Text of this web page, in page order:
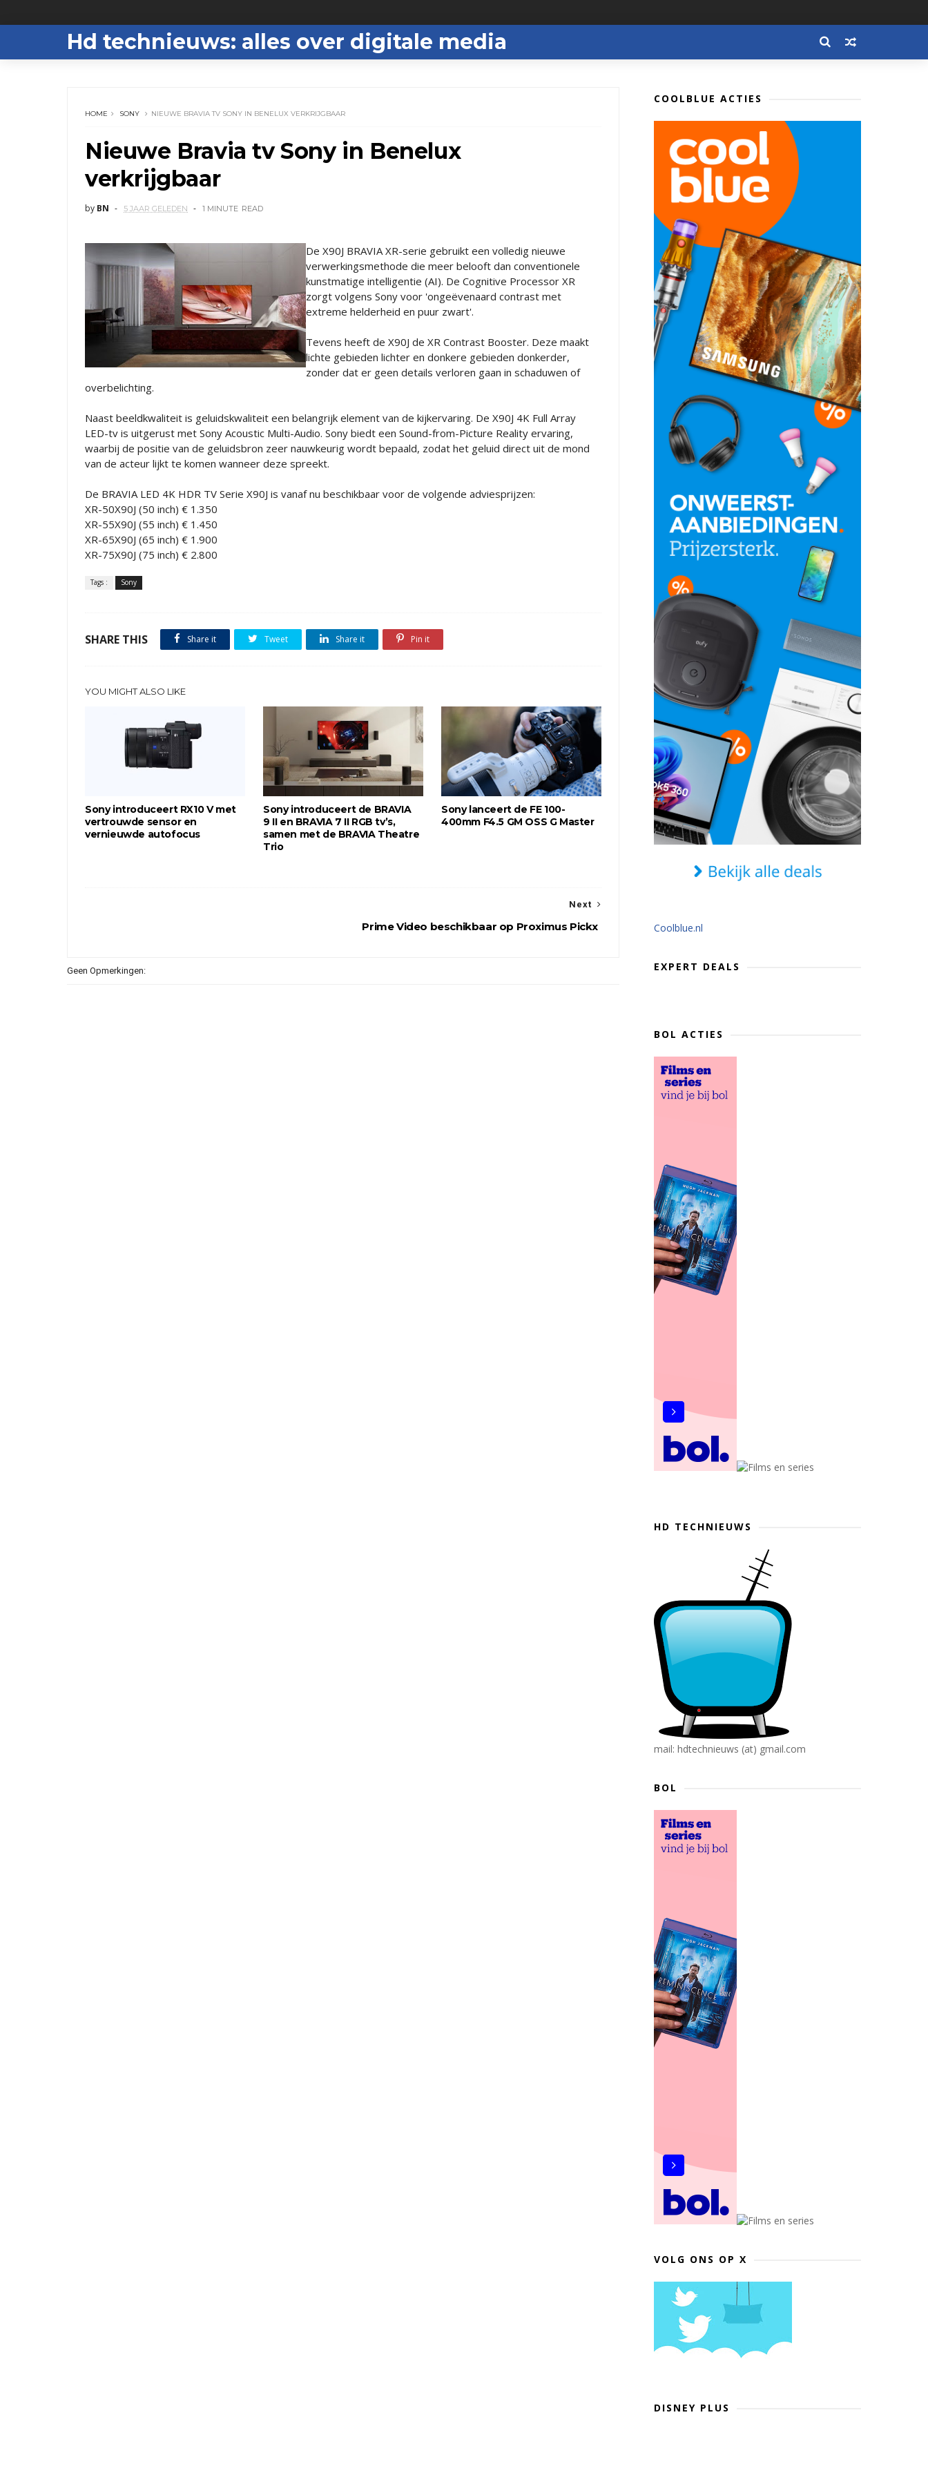
Hd technieuws: alles over digitale media
HOME SONY NIEUWE BRAVIA TV SONY IN BENELUX VERKRIJGBAAR
Nieuwe Bravia tv Sony in Benelux
verkrijgbaar
by BN 5 JAAR GELEDEN 1 MINUTE READ
De X90J BRAVIA XR-serie gebruikt een volledig nieuwe
verwerkingsmethode die meer belooft dan conventionele
kunstmatige intelligentie (AI). De Cognitive Processor XR
zorgt volgens Sony voor 'ongeëvenaard contrast met
extreme helderheid en puur zwart'.
Tevens heeft de X90J de XR Contrast Booster. Deze maakt
lichte gebieden lichter en donkere gebieden donkerder,
zonder dat er geen details verloren gaan in schaduwen of
overbelichting.
Naast beeldkwaliteit is geluidskwaliteit een belangrijk element van de kijkervaring. De X90J 4K Full Array
LED-tv is uitgerust met Sony Acoustic Multi-Audio. Sony biedt een Sound-from-Picture Reality ervaring,
waarbij de positie van de geluidsbron zeer nauwkeurig wordt bepaald, zodat het geluid direct uit de mond
van de acteur lijkt te komen wanneer deze spreekt.
De BRAVIA LED 4K HDR TV Serie X90J is vanaf nu beschikbaar voor de volgende adviesprijzen:
XR-50X90J (50 inch) € 1.350
XR-55X90J (55 inch) € 1.450
XR-65X90J (65 inch) € 1.900
XR-75X90J (75 inch) € 2.800
Tags : Sony
SHARE THIS Share it Tweet Share it Pin it
YOU MIGHT ALSO LIKE
Sony introduceert RX10 V met
vertrouwde sensor en
vernieuwde autofocus
Sony introduceert de BRAVIA
9 II en BRAVIA 7 II RGB tv’s,
samen met de BRAVIA Theatre
Trio
Sony lanceert de FE 100-
400mm F4.5 GM OSS G Master
Next
Prime Video beschikbaar op Proximus Pickx
Geen Opmerkingen:
COOLBLUE ACTIES
Coolblue.nl
EXPERT DEALS
BOL ACTIES
HD TECHNIEUWS
mail: hdtechnieuws (at) gmail.com
BOL
VOLG ONS OP X
DISNEY PLUS